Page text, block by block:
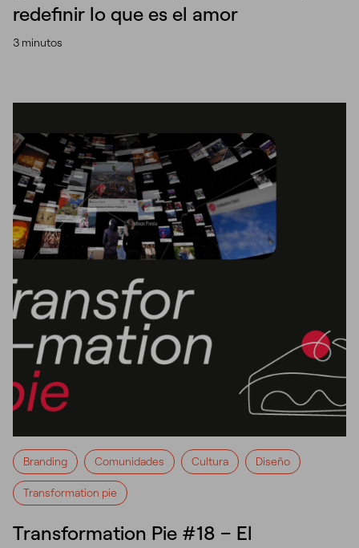
redefinir lo que es el amor
3 minutos
Branding Comunidades Cultura Diseño
Transformation pie
Transformation Pie #18 – El